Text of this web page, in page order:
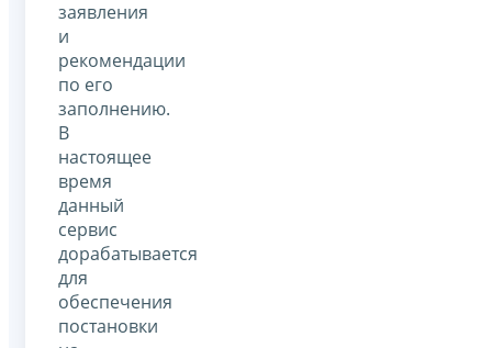
заявления
и
рекомендации
по его
заполнению.
В
настоящее
время
данный
сервис
дорабатывается
для
обеспечения
постановки